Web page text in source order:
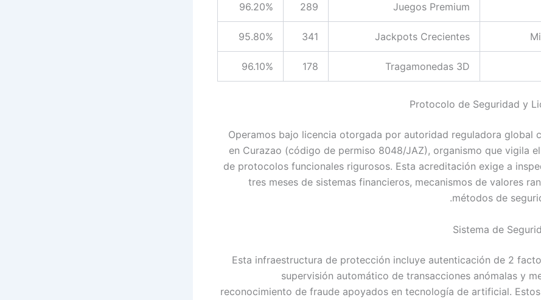
Juegos Premium
289
96.20%
Jackpots Crecientes
341
95.80%
Tragamonedas 3D
178
96.10%
Protocolo de Seguridad y
Operamos bajo licencia otorgada por autoridad reguladora global
en Curazao (código de permiso 8048/JAZ), organismo que vigila
de protocolos funcionales rigurosos. Esta acreditación exige a
tres meses de sistemas financieros, mecanismos de valores
métodos de
Sistema de
Esta infraestructura de protección incluye autenticación de 2
supervisión automático de transacciones anómalas y
reconocimiento de fraude apoyados en tecnología de artificial.